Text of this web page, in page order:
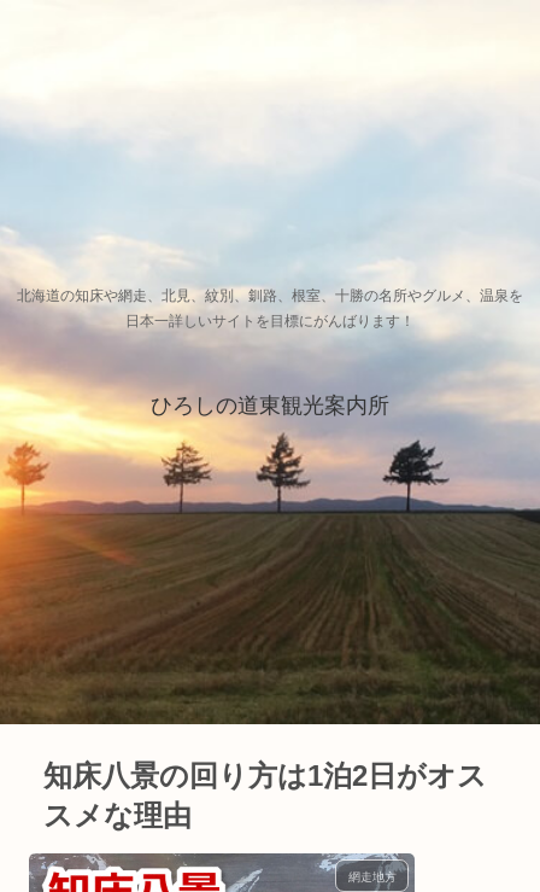
北海道の知床や網走、北見、紋別、釧路、根室、十勝の名所やグルメ、温泉を
日本一詳しいサイトを目標にがんばります！
ひろしの道東観光案内所
知床八景の回り方は1泊2日がオス
スメな理由
網走地方